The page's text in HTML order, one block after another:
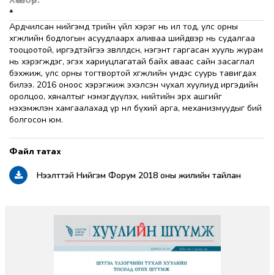
*
Ардчилсан нийгэмд төрийн үйл хэрэг нь ил тод, улс орны
хөгжлийн бодлогын асуудлаарх аливаа шийдвэр нь судалгаа
тооцоотой, иргэдтэйгээ зөвлөлдсөн, нэгэнт гаргасан хууль журам
нь хэрэгждэг, эгэх хариуцлагатай байх аваас сайн засаглал
бэхжиж, улс орны тогтвортой хөгжлийн үндэс суурь тавигдах
билээ. 2016 оноос хэрэгжиж эхэлсэн чухал хуулиуд иргэдийн
оролцоо, хяналтыг нэмэгдүүлэх, нийтийн эрх ашгийг
нэхэмжлэн хамгаалахад үр нөлөө бүхий арга, механизмуудыг бий
болгосон юм.
Нээлттэй Нийгэм Форум 2018 оны жилийн тайлан